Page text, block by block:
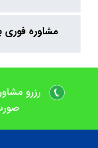
مشاوره فوری با وکیل:
رزرو
صورت ۲۴